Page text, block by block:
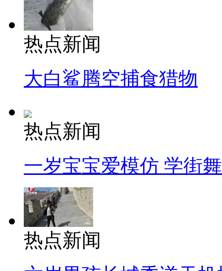
热点新闻
大白鲨腾空捕食猎物
热点新闻
一岁宝宝爱模仿 学街
热点新闻